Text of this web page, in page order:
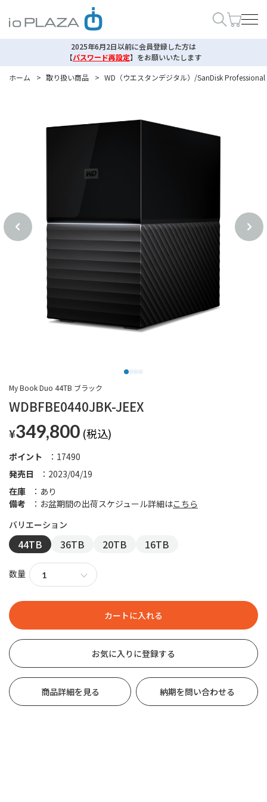
2025年6月2日以前に会員登録した方は
【パスワード再設定】 をお願いいたします
ホーム
> 取り扱い商品 > WD（ウエスタンデジタル）/SanDisk Professional
WDBFBE0440JBK-JEEX
My Book Duo 44TB ブラック
¥349,800
発売日 2023/04/19
ポイント 17490
在庫
あり
備考
お盆期間の出荷スケジュール詳細はこちら
44TB 36TB 20TB 16TB
数量
お気に入りに登録する
商品詳細を見る 納期を問い合わせる